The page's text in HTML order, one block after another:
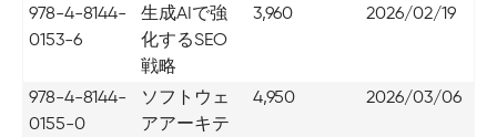
978-4-8144-
0153-6
生成AIで強
化するSEO
戦略
3,960 2026/02/19
978-4-8144-
0155-0
ソフトウェ
アアーキテ
4,950 2026/03/06